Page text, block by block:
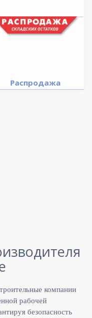
Распродажа
компании
рабочей
безопасность